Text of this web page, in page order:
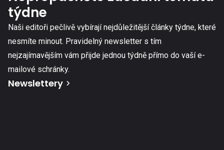
týdne
Naši editoři pečlivě vybírají nejdůležitější články týdne, které
nesmíte minout. Pravidelný newsletter s tím
nejzajímavějším vám přijde jednou týdně přímo do vaší e-
mailové schránky.
Newslettery